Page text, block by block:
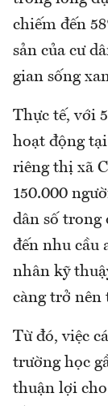
chiếm đến
sản của cư
gian sống
Thực tế, với
hoạt động
riêng thị xã
150.000
dân số trong
đến nhu cầu
nhân kỹ
càng trở nên
Từ đó, việc
trường học
thuận lợi cho